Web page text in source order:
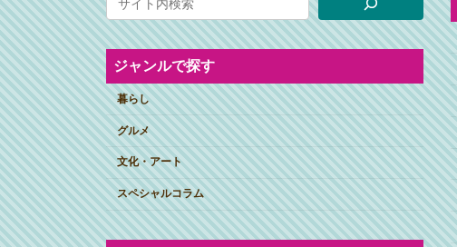
ジャンルで探す
暮らし
グルメ
文化・アート
スペシャルコラム